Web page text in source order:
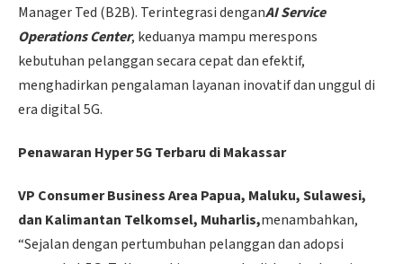
Manager Ted (B2B). Terintegrasi denganAI Service
Operations Center, keduanya mampu merespons
kebutuhan pelanggan secara cepat dan efektif,
menghadirkan pengalaman layanan inovatif dan unggul di
era digital 5G.
Penawaran Hyper 5G Terbaru di Makassar
VP Consumer Business Area Papua, Maluku, Sulawesi,
dan Kalimantan Telkomsel, Muharlis,menambahkan,
“Sejalan dengan pertumbuhan pelanggan dan adopsi